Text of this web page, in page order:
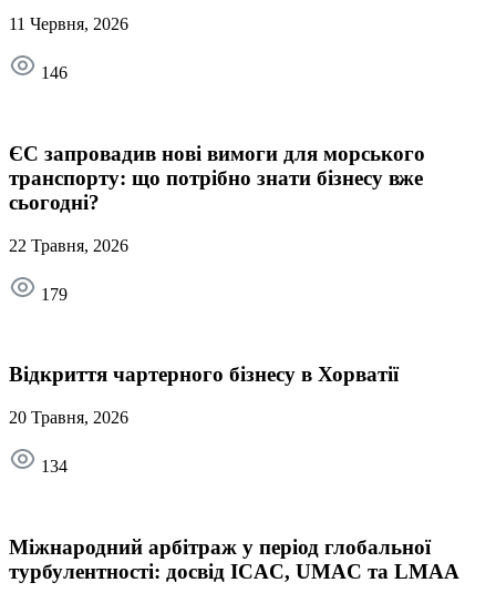
11 Червня, 2026
146
ЄС запровадив нові вимоги для морського
транспорту: що потрібно знати бізнесу вже
сьогодні?
22 Травня, 2026
179
Відкриття чартерного бізнесу в Хорватії
20 Травня, 2026
134
Міжнародний арбітраж у період глобальної
турбулентності: досвід ICAC, UMAC та LMAA